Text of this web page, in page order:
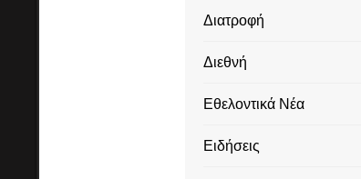
Διατροφή
Διεθνή
Εθελοντικά Νέα
Ειδήσεις